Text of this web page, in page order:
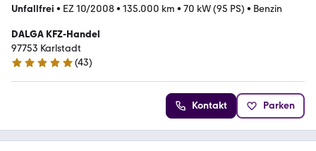
Unfallfrei • EZ 10/2008• 135.000 km • 70 kW (95 PS) • Benzin
DALGA KFZ-Handel
97753 Karlstadt
4.8 Sterne
(43)
Kontakt Parken